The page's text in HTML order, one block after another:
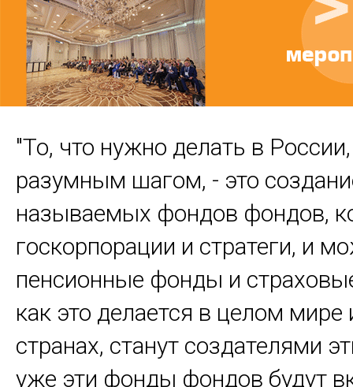
"То, что нужно делать в
разумным шагом, - это
называемых фондов фондов,
госкорпорации и стратеги, и
пенсионные фонды и
как это делается в целом мире
странах, станут создателями
уже эти фонды фондов будут